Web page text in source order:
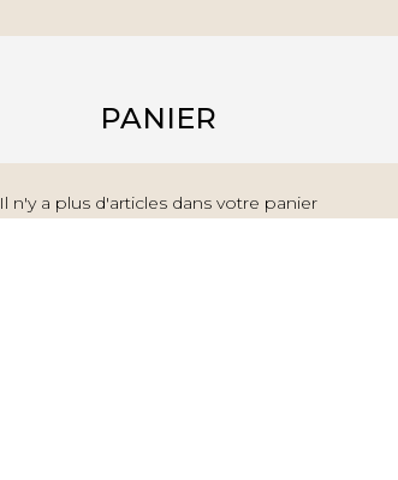
PANIER
Il n'y a plus d'articles dans votre panier